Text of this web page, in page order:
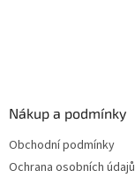
Nákup a podmínky
Obchodní podmínky
Ochrana osobních údajů